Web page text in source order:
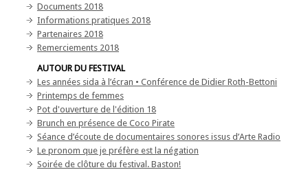
Documents 2018
Informations pratiques 2018
Partenaires 2018
Remerciements 2018
AUTOUR DU FESTIVAL
Les années sida à l’écran • Conférence de Didier Roth-Bettoni
Printemps de femmes
Pot d'ouverture de l'édition 18
Brunch en présence de Coco Pirate
Séance d’écoute de documentaires sonores issus d’Arte Radio
Le pronom que je préfère est la négation
Soirée de clôture du festival. Baston!